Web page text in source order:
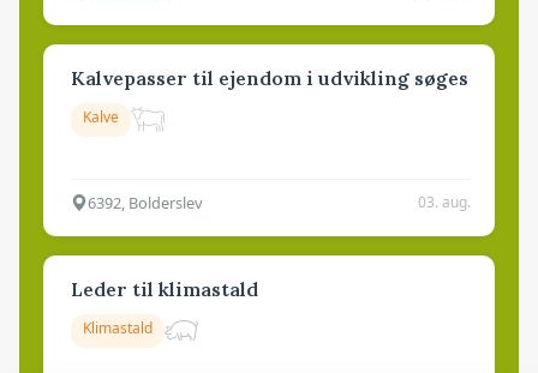
Kalvepasser til ejendom i udvikling søges
Kalve
6392, Bolderslev 03. aug.
Leder til klimastald
Klimastald